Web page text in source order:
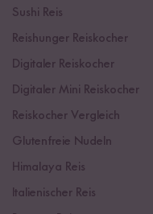
Sushi Reis
Reishunger Reiskocher
Digitaler Reiskocher
Digitaler Mini Reiskocher
Reiskocher Vergleich
Glutenfreie Nudeln
Himalaya Reis
Italienischer Reis